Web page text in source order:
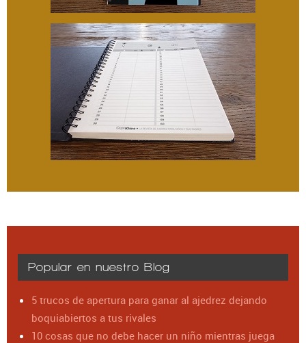
Popular en nuestro Blog
5 trucos de apertura para ganar al ajedrez dejando
boquiabiertos a tus rivales
10 cosas que no debe hacer un niño mientras juega